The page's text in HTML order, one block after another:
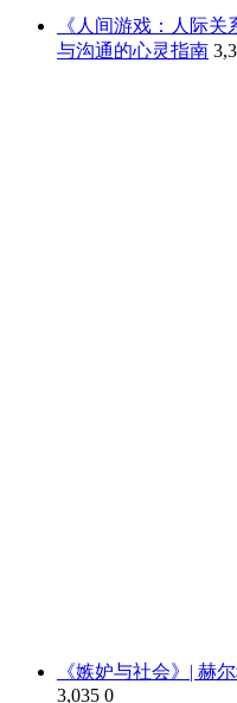
《人间游戏：人际
与沟通的心灵指南
《嫉妒与社会》| 赫
3,035 0